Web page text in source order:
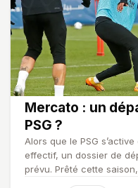
Mercato : un
PSG ?
Alors que le PSG
effectif, un dossier de
prévu. Prêté cette